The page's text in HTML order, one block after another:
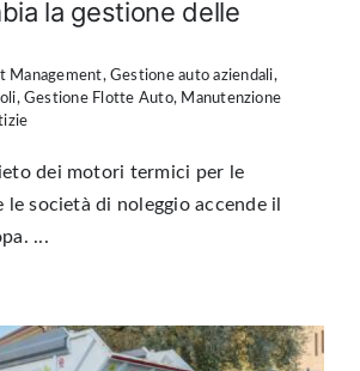
la gestione delle
Management, Gestione auto aziendali,
,Gestione Flotte Auto, Manutenzione
dei motori termici per le
società di noleggio accende il
...